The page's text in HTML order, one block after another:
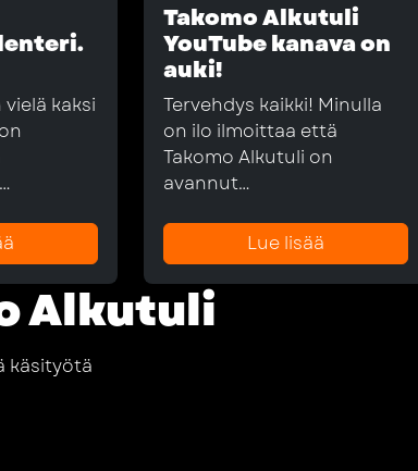
kaksi
Takomo Alkutuli
YouTube kanava on
auki!
Tervehdys kaikki! Minulla
on ilo ilmoittaa että
Takomo Alkutuli on
avannut…
Lue lisää
Alkutuli
käsityötä